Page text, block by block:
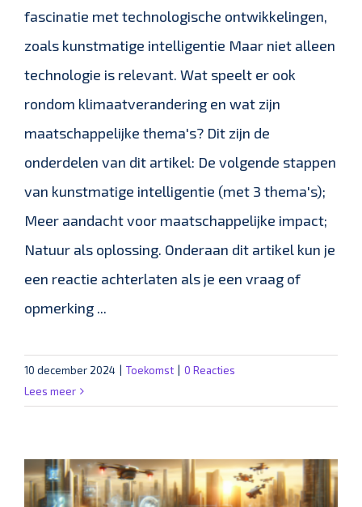
fascinatie met technologische ontwikkelingen,
zoals kunstmatige intelligentie Maar niet alleen
technologie is relevant. Wat speelt er ook
rondom klimaatverandering en wat zijn
maatschappelijke thema's? Dit zijn de
onderdelen van dit artikel: De volgende stappen
van kunstmatige intelligentie (met 3 thema's);
Meer aandacht voor maatschappelijke impact;
Natuur als oplossing. Onderaan dit artikel kun je
een reactie achterlaten als je een vraag of
opmerking ...
10 december 2024 Toekomst
0 Reacties
Lees meer